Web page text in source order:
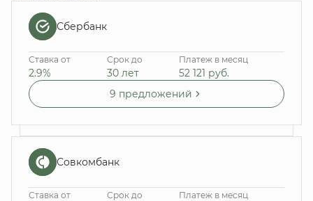
Сбербанк
Ставка от
2.9%
Срок до
30 лет
Платеж в месяц
52 121 руб.
9 предложений
Совкомбанк
Ставка от Срок до Платеж в месяц